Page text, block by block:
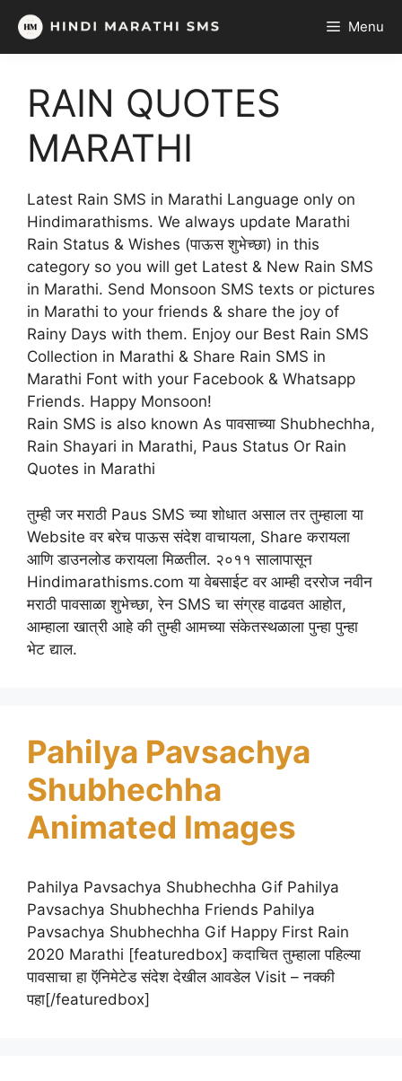
Skip
content
Menu
RAIN QUOTES
MARATHI
Latest Rain SMS in Marathi Language only on
Hindimarathisms. We always update Marathi
Rain Status & Wishes (पाऊस शुभेच्छा) in this
category so you will get Latest & New Rain SMS
in Marathi. Send Monsoon SMS texts or pictures
in Marathi to your friends & share the joy of
Rainy Days with them. Enjoy our Best Rain SMS
Collection in Marathi & Share Rain SMS in
Marathi Font with your Facebook & Whatsapp
Friends. Happy Monsoon!
Rain SMS is also known As पावसाच्या Shubhechha,
Rain Shayari in Marathi, Paus Status Or Rain
Quotes in Marathi
तुम्ही जर मराठी Paus SMS च्या शोधात असाल तर तुम्हाला या
Website वर बरेच पाऊस संदेश वाचायला, Share करायला
आणि डाउनलोड करायला मिळतील. २०११ सालापासून
Hindimarathisms.com या वेबसाईट वर आम्ही दररोज नवीन
मराठी पावसाळा शुभेच्छा, रेन SMS चा संग्रह वाढवत आहोत,
आम्हाला खात्री आहे की तुम्ही आमच्या संकेतस्थळाला पुन्हा पुन्हा
भेट द्याल.
Pahilya Pavsachya
Shubhechha
Animated Images
Pahilya Pavsachya Shubhechha Gif Pahilya
Pavsachya Shubhechha Friends Pahilya
Pavsachya Shubhechha Gif Happy First Rain
2020 Marathi [featuredbox] कदाचित तुम्हाला पहिल्या
पावसाचा हा ऍनिमेटेड संदेश देखील आवडेल Visit – नक्की
पहा[/featuredbox]